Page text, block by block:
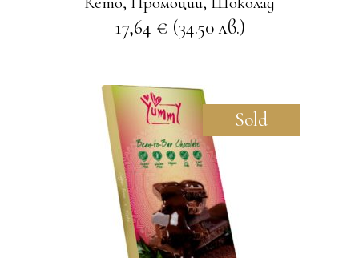
17,64 € (34.50 лв.)
Sold
ОЩЕ